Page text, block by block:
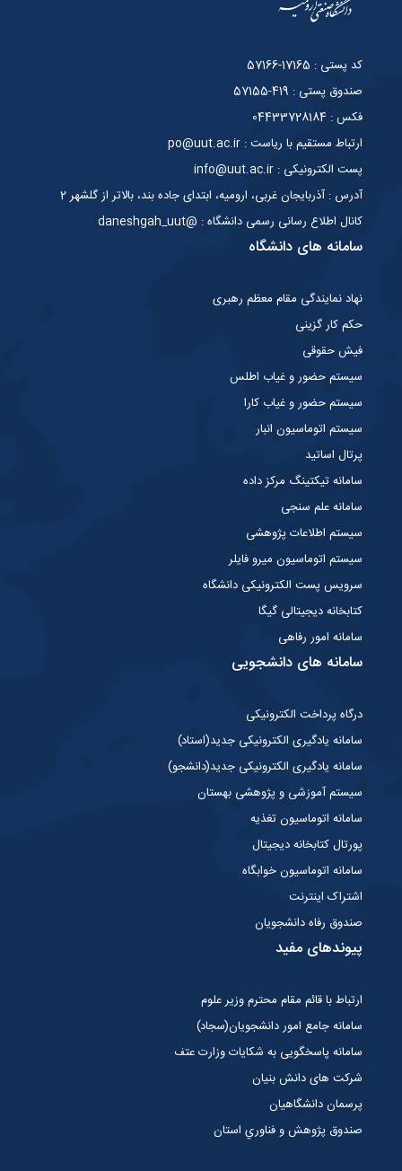
کد پستی : 17165-57166
صندوق پستی : 419-57155
فکس : 04433728184
ارتباط مستقیم با ریاست : po@uut.ac.ir
پست الکترونیکی : info@uut.ac.ir
آدرس : آذربایجان غربی، ارومیه، ابتدای جاده بند، بالاتر از گلشهر 2
کانال اطلاع رسانی رسمی دانشگاه : @daneshgah_uut
سامانه های دانشگاه
نهاد نمایندگی مقام معظم رهبری
حکم کار گزینی
فیش حقوقی
سیستم حضور و غیاب اطلس
سیستم حضور و غیاب کارا
سیستم اتوماسیون انبار
پرتال اساتید
سامانه تیکتینگ مرکز داده
سامانه علم سنجی
سیستم اطلاعات پژوهشی
سیستم اتوماسیون میرو فایلر
سرویس پست الکترونیکی دانشگاه
کتابخانه دیجیتالی گیگا
سامانه امور رفاهی
سامانه های دانشجویی
درگاه پرداخت الکترونیکی
سامانه یادگیری الکترونیکی جدید(استاد)
سامانه یادگیری الکترونیکی جدید(دانشجو)
سیستم آموزشی و پژوهشی بهستان
سامانه اتوماسیون تغذیه
پورتال کتابخانه دیجیتال
سامانه اتوماسیون خوابگاه
اشتراک اینترنت
صندوق رفاه دانشجویان
پیوندهای مفید
ارتباط با قائم مقام محترم وزیر علوم
سامانه جامع امور دانشجویان(سجاد)
سامانه پاسخگویی به شکایات وزارت عتف
شرکت های دانش بنیان
پرسمان دانشگاهیان
صندوق پژوهش و فناوري استان